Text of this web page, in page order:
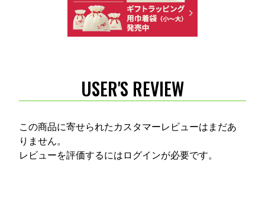
USER'S REVIEW
この商品に寄せられたカスタマーレビューはまだあ
りません。
レビューを評価するには ログインが必要です。